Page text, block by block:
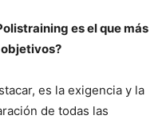
es el que más
es la exigencia y la
de todas las